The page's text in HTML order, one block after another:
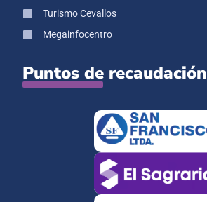
Turismo Cevallos
Megainfocentro
Puntos de recaudación